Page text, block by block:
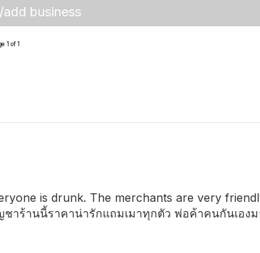
business
1 of 1
is drunk. The merchants are very
ชาร้านนี้ราคาน่ารักแถมเมาทุกตัว พ่อค้าคนกันเอ